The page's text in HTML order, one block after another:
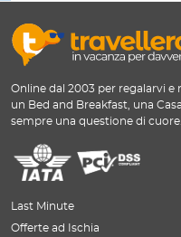
Online dal 2003 per regalarvi e
un Bed and Breakfast, una
sempre una questione di cuore.
Last Minute
Offerte ad Ischia